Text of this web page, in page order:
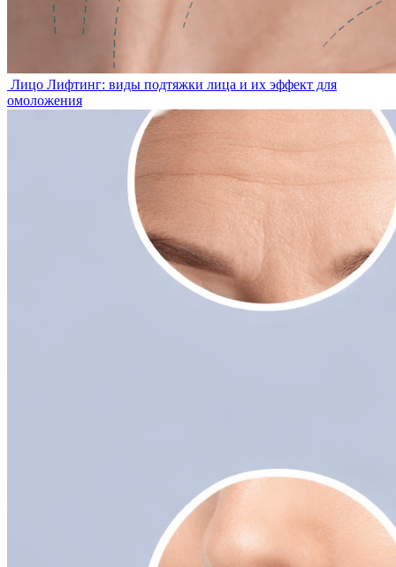
Лицо Лифтинг: виды подтяжки лица и их эффект для
омоложения